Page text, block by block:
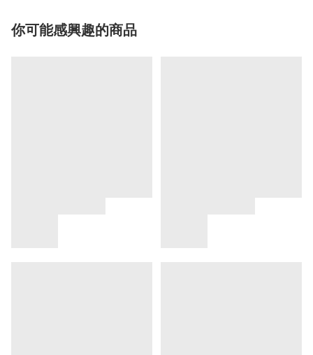
你可能感興趣的商品